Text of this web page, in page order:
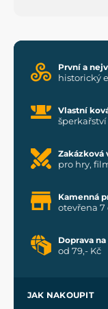
První a
historický
Vlastní
Zakázková
pro hry,
Kamenná
otevřena
Doprava
od 79,- Kč
JAK NAKOUPIT